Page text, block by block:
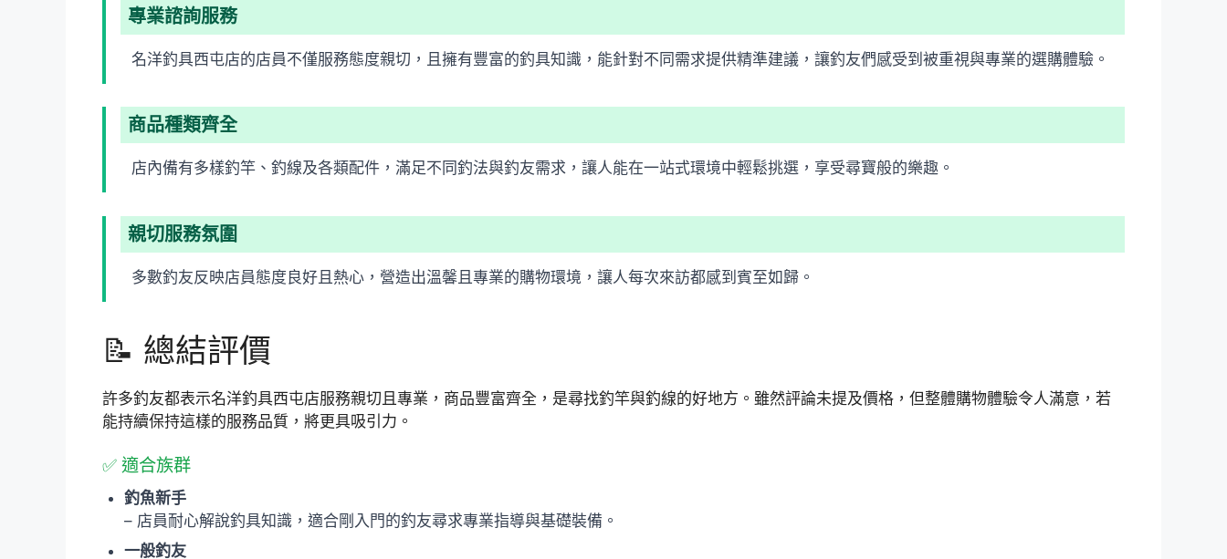
專業諮詢服務
名洋釣具西屯店的店員不僅服務態度親切，且擁有豐富的釣具知識，能針對不同需求提供精準建議，讓釣友們感受到被重視與專業的選購體驗。
商品種類齊全
店內備有多樣釣竿、釣線及各類配件，滿足不同釣法與釣友需求，讓人能在一站式環境中輕鬆挑選，享受尋寶般的樂趣。
親切服務氛圍
多數釣友反映店員態度良好且熱心，營造出溫馨且專業的購物環境，讓人每次來訪都感到賓至如歸。
📝 總結評價
許多釣友都表示名洋釣具西屯店服務親切且專業，商品豐富齊全，是尋找釣竿與釣線的好地方。雖然評論未提及價格，但整體購物體驗令人滿意，若
能持續保持這樣的服務品質，將更具吸引力。
✅ 適合族群
釣魚新手
– 店員耐心解說釣具知識，適合剛入門的釣友尋求專業指導與基礎裝備。
一般釣友